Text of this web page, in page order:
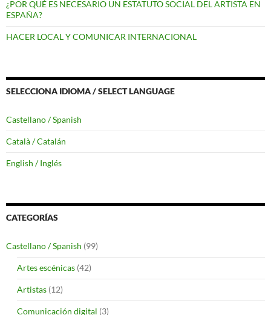
¿POR QUÉ ES NECESARIO UN ESTATUTO SOCIAL DEL ARTISTA EN
ESPAÑA?
HACER LOCAL Y COMUNICAR INTERNACIONAL
SELECCIONA IDIOMA / SELECT LANGUAGE
Castellano / Spanish
Català / Catalán
English / Inglés
CATEGORÍAS
Castellano / Spanish (99)
Artes escénicas (42)
Artistas (12)
Comunicación digital (3)